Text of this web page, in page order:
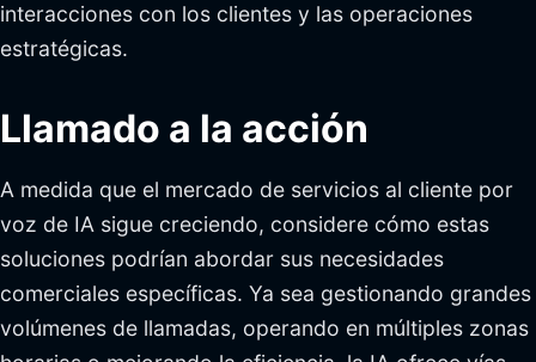
interacciones con los clientes y las operaciones
estratégicas.
Llamado a la acción
A medida que el mercado de servicios al cliente por
voz de IA sigue creciendo, considere cómo estas
soluciones podrían abordar sus necesidades
comerciales específicas. Ya sea gestionando grandes
volúmenes de llamadas, operando en múltiples zonas